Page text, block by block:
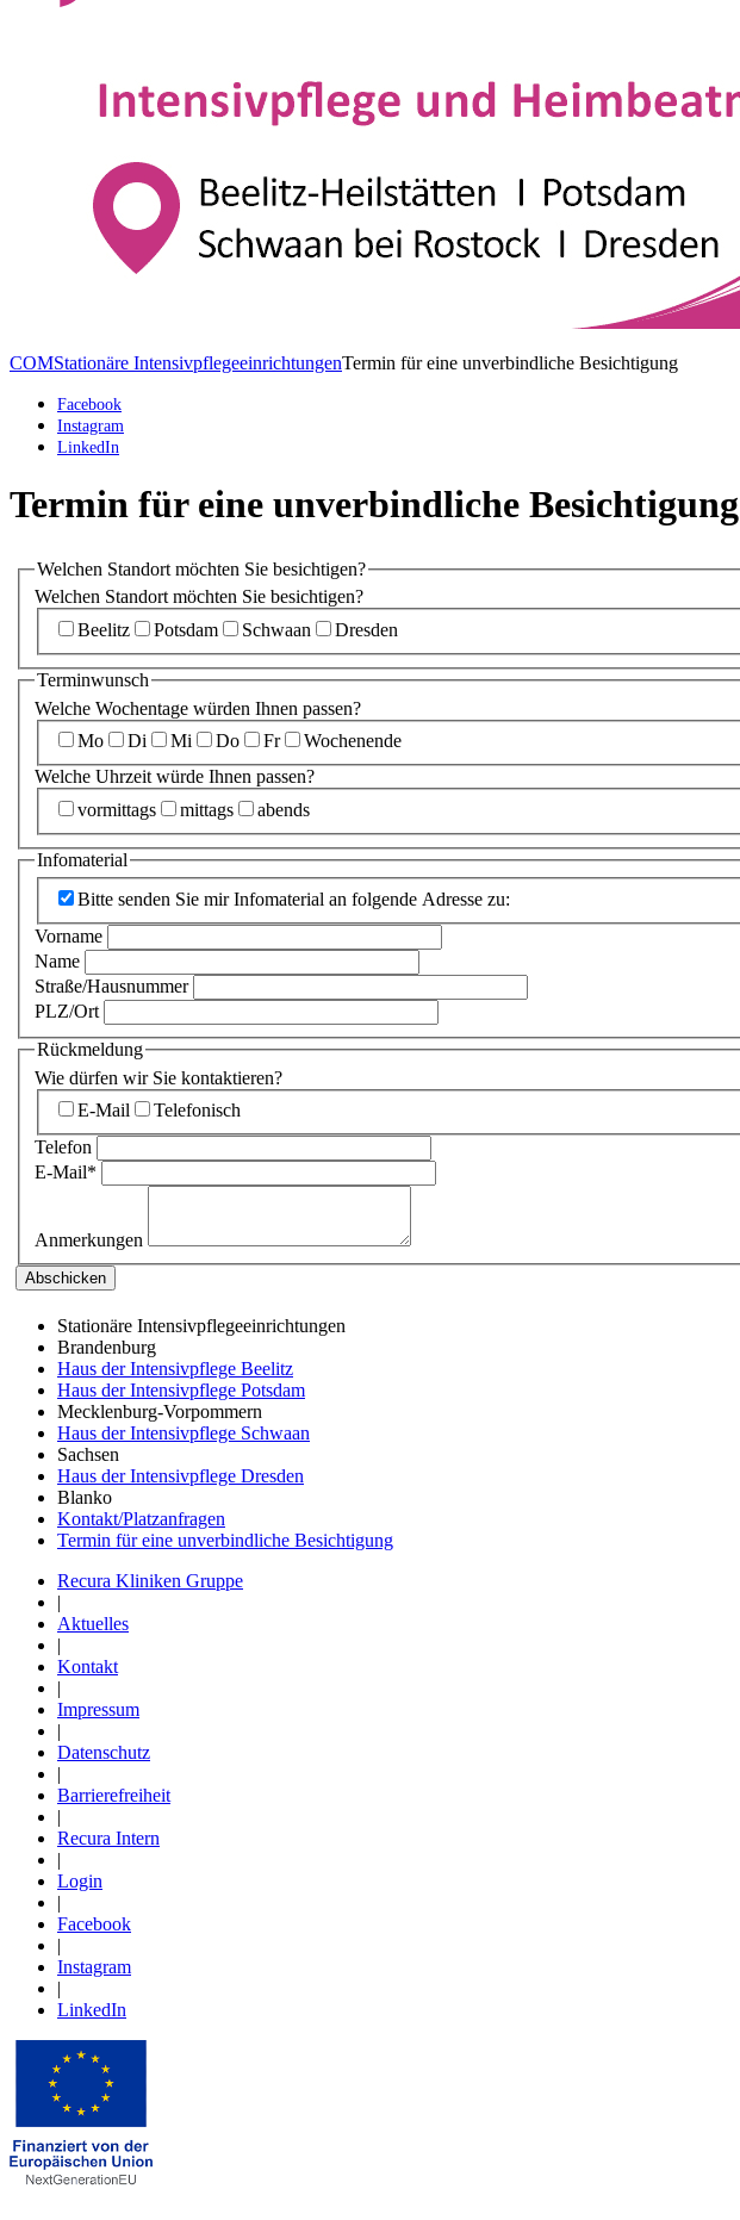
COMStationäre IntensivpflegeeinrichtungenTermin für eine unverbindliche Besichtigung
Facebook
Instagram
LinkedIn
Termin für eine unverbindliche Besichtigung
Welchen Standort möchten Sie besichtigen?
Welchen Standort möchten Sie besichtigen?
Beelitz
Potsdam Schwaan Dresden
Terminwunsch
Welche Wochentage würden Ihnen passen?
Mo
Di Mi Do Fr
Wochenende
Welche Uhrzeit würde Ihnen passen?
vormittags
mittags abends
Infomaterial
Bitte senden Sie mir Infomaterial an folgende Adresse zu:
Vorname
Name
Straße/Hausnummer
PLZ/Ort
Rückmeldung
Wie dürfen wir Sie kontaktieren?
E-Mail
Telefonisch
Telefon
E-Mail*
Anmerkungen
Stationäre Intensivpflegeeinrichtungen
Brandenburg
Haus der Intensivpflege Beelitz
Haus der Intensivpflege Potsdam
Mecklenburg-Vorpommern
Haus der Intensivpflege Schwaan
Sachsen
Haus der Intensivpflege Dresden
Blanko
Kontakt/Platzanfragen
Termin für eine unverbindliche Besichtigung
Recura Kliniken Gruppe
|
Aktuelles
|
Kontakt
|
Impressum
|
Datenschutz
|
Barrierefreiheit
|
Recura Intern
|
Login
|
Facebook
|
Instagram
|
LinkedIn